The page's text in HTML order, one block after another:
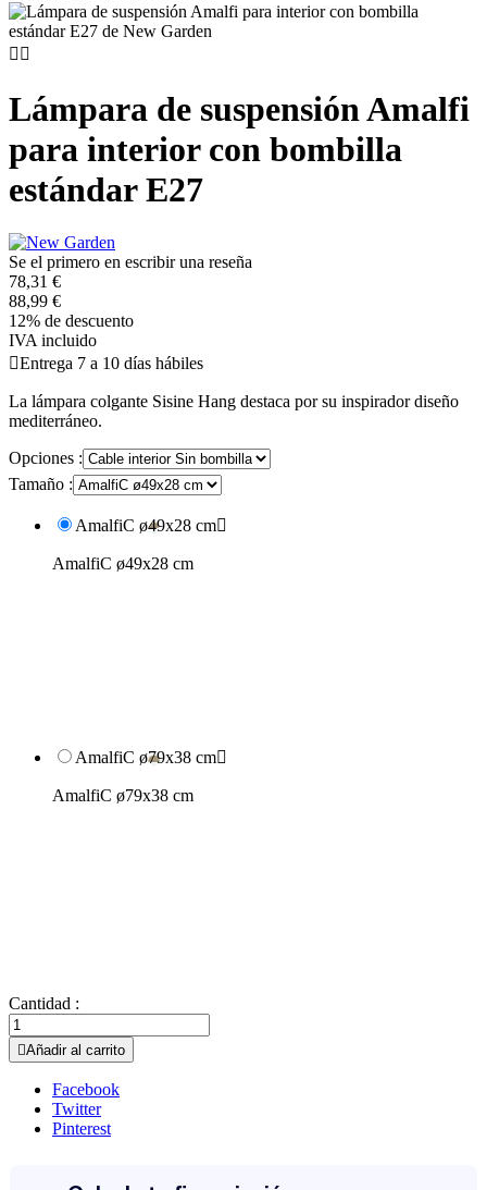
 
Lámpara de suspensión Amalfi
para interior con bombilla
estándar E27
Se el primero en escribir una reseña
78,31 €
88,99 €
12% de descuento
IVA incluido
Entrega 7 a 10 días hábiles
La lámpara colgante Sisine Hang destaca por su inspirador diseño
mediterráneo.
Opciones :
Tamaño :
AmalfiC ø49x28 cm
AmalfiC ø49x28 cm
AmalfiC ø79x38 cm
AmalfiC ø79x38 cm
Cantidad :
Añadir al carrito
Facebook
Twitter
Pinterest